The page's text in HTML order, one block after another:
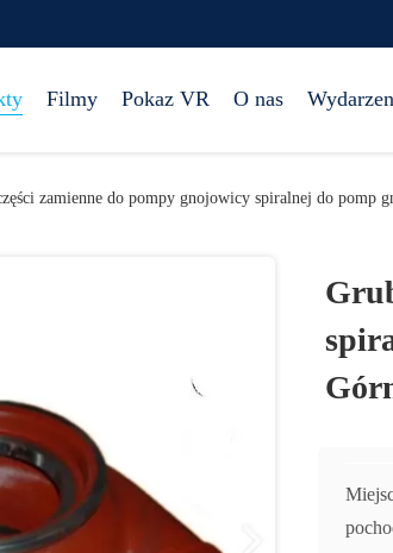
Filmy Pokaz VR O nas
zamienne do pompy gnojowicy spiralnej do pomp